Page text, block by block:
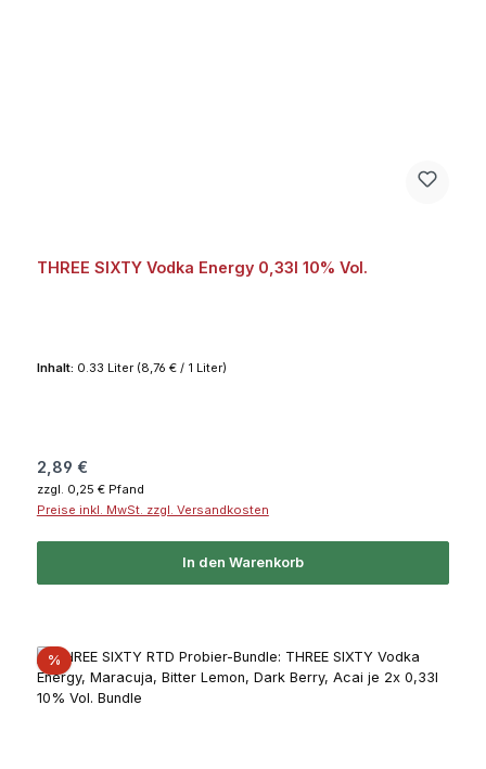
THREE SIXTY Vodka Energy 0,33l 10% Vol.
Inhalt: 0.33 Liter (8,76 € / 1 Liter)
Regulärer Preis:
2,89 €
zzgl. 0,25 € Pfand
Preise inkl. MwSt. zzgl. Versandkosten
In den Warenkorb
%Rabatt